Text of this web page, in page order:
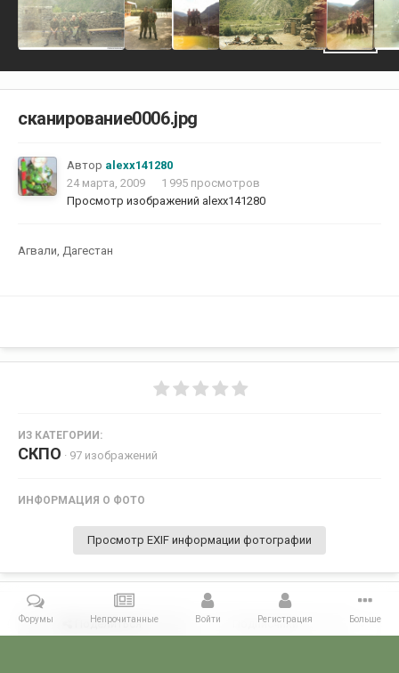
сканирование0006.jpg
Автор alexx141280
24 марта, 2009
1 995 просмотров
Просмотр изображений alexx141280
Агвали, Дагестан
ИЗ КАТЕГОРИИ:
СКПО · 97 изображений
ИНФОРМАЦИЯ О ФОТО
Просмотр EXIF информации фотографии
Поделиться Подписчики 0
Форумы Непрочитанные Войти Регистрация Больше